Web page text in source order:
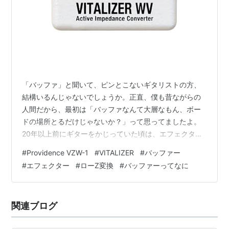
「バッファ」と聞いて、ピンとこないギタリストの方、
結構いるんじゃないでしょうか。正直、僕も昔ながらの
人間だから、最初は「バッファなんて大層なもん、ボー
ドの場所とるだけじゃないか？」って思ってましたよ。
20年以上前にギターをかじっていた頃は、エフェクター
ゃない？」くらいにしか思っていませんでした。それが
今のボードの配線地獄を見て考えが変わったんです。 そ
の疑問を抱えたまま、プロの現場で信頼が厚いと知った
1)を思い切って導入してみました。実際に使ってみて、
私は20年前の自…
#Providence VZW-1 #VITALIZER #バッファー
#エフェクター #ローZ変換 #バッファーってなに
関連ブログ